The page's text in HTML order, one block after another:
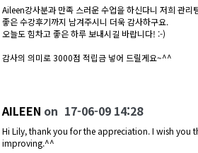
Aileen강사분과 만족 스러운 수업을 하신다니 저희 관리
좋은 수강후기까지 남겨주시니 더욱 감사하구요.
오늘도 힘차고 좋은 하루 보내시길 바랍니다! :-)
감사의 의미로 3000점 적립금 넣어 드릴게요~^^
AILEEN on 17-06-09 14:28
Hi Lily, thank you for the appreciation. I wish you
improving.^^